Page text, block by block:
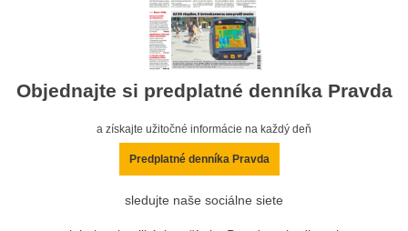
Objednajte si predplatné denníka Pravda
a získajte užitočné informácie na každý deň
Predplatné denníka Pravda
sledujte naše sociálne siete